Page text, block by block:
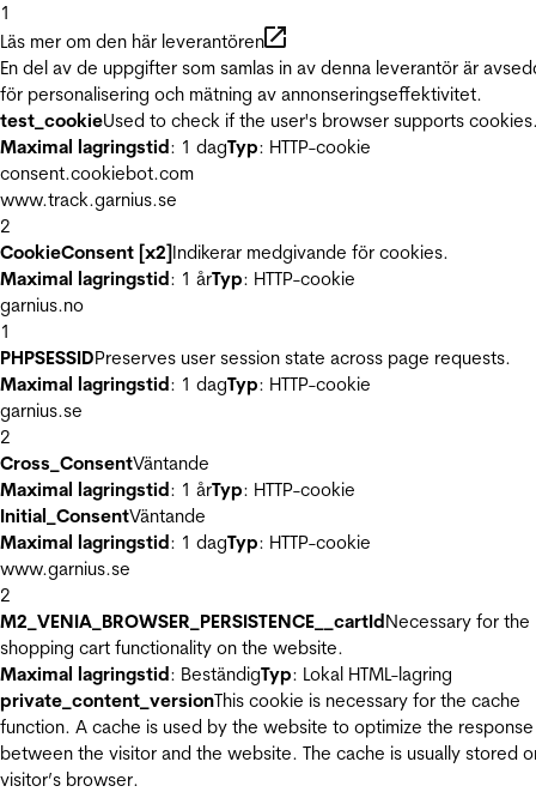
1
Läs mer om den här leverantören
En del av de uppgifter som samlas in av denna leverantör är
för personalisering och mätning av annonseringseffektivitet.
test_cookieUsed to check if the user's browser supports
Maximal lagringstid: 1 dagTyp: HTTP-cookie
consent.cookiebot.com
www.track.garnius.se
2
CookieConsent [x2]Indikerar medgivande för cookies.
Maximal lagringstid: 1 årTyp: HTTP-cookie
garnius.no
1
PHPSESSIDPreserves user session state across page requests.
Maximal lagringstid: 1 dagTyp: HTTP-cookie
garnius.se
2
Cross_ConsentVäntande
Maximal lagringstid: 1 årTyp: HTTP-cookie
Initial_ConsentVäntande
Maximal lagringstid: 1 dagTyp: HTTP-cookie
www.garnius.se
2
M2_VENIA_BROWSER_PERSISTENCE__cartIdNecessary for the
shopping cart functionality on the website.
Maximal lagringstid: BeständigTyp: Lokal HTML-lagring
private_content_versionThis cookie is necessary for the cache
function. A cache is used by the website to optimize the
between the visitor and the website. The cache is usually stored
visitor’s browser.